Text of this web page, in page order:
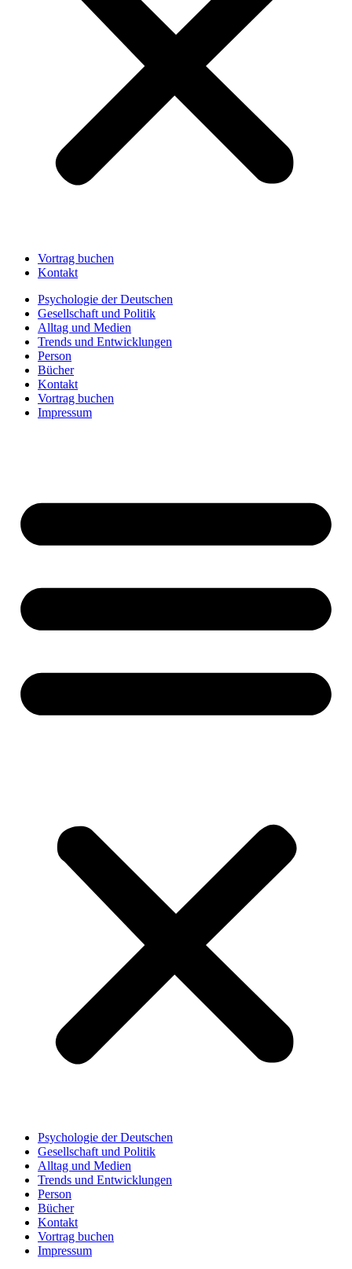
Vortrag buchen
Kontakt
Psychologie der Deutschen
Gesellschaft und Politik
Alltag und Medien
Trends und Entwicklungen
Person
Bücher
Kontakt
Vortrag buchen
Impressum
Psychologie der Deutschen
Gesellschaft und Politik
Alltag und Medien
Trends und Entwicklungen
Person
Bücher
Kontakt
Vortrag buchen
Impressum